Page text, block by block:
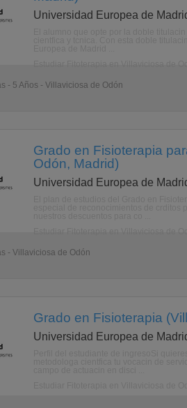
Universidad Europea de
- 5 Años - Villaviciosa de Odón
Grado en Fisioterapia
Odón, Madrid)
Universidad Europea de
- Villaviciosa de Odón
Grado en Fisioterapia
Universidad Europea de